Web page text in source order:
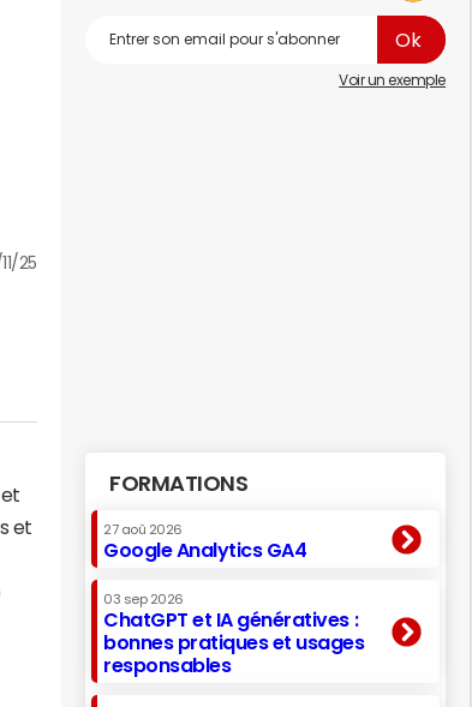
25
et
Voir un exemple
FORMATIONS
27 aoû 2026
Google Analytics GA4
03 sep 2026
ChatGPT et IA génératives :
bonnes pratiques et usages
responsables